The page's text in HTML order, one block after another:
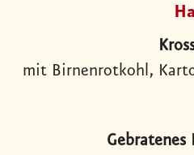
mit Birnenrotkohl,
Gebratenes